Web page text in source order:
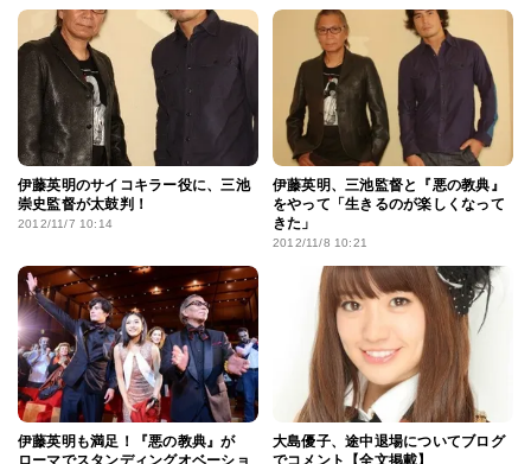
伊藤英明のサイコキラー役に、三池
崇史監督が太鼓判！
2012/11/7 10:14
伊藤英明、三池監督と『悪の教典』
をやって「生きるのが楽しくなって
きた」
2012/11/8 10:21
伊藤英明も満足！『悪の教典』が
ローマでスタンディングオベーショ
大島優子、途中退場についてブログ
でコメント【全文掲載】